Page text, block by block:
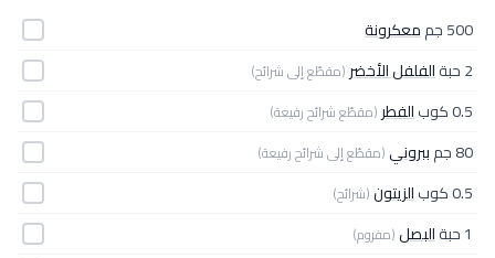
500 جم
معكرونة
2 حبة
الفلفل الأخضر (مقطّع إلى شرائح)
0.5 كوب الفطر (مقطّع شرائح رفيعة)
80 جم ببروني (مقطّع إلى شرائح رفيعة)
0.5 كوب الزيتون(شرائح)
1 حبة البصل(مفروم)